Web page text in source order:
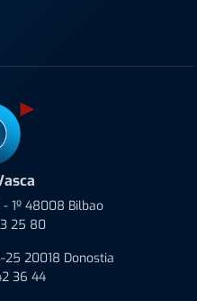
1º 48008 Bilbao
25 80
25 20018 Donostia
36 44